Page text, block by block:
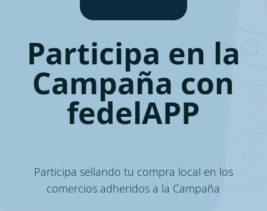
Participa en la
Campaña con
fedelAPP
Participa sellando tu compra local en los
comercios adheridos a la Campaña